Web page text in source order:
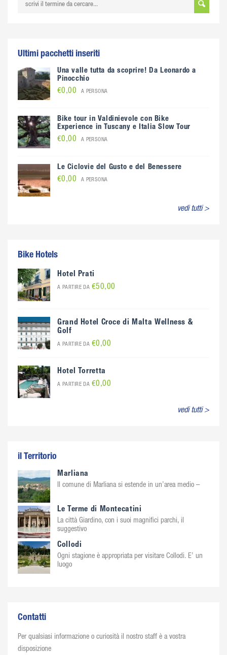
Ultimi pacchetti inseriti
Una valle tutta da scoprire! Da Leonardo a
Pinocchio
€0,00 A PERSONA
Bike tour in Valdinievole con Bike
Experience in Tuscany e Italia Slow Tour
€0,00 A PERSONA
Le Ciclovie del Gusto e del Benessere
€0,00 A PERSONA
vedi tutti >
Bike Hotels
Hotel Prati
A PARTIRE DA €50,00
Grand Hotel Croce di Malta Wellness &
Golf
A PARTIRE DA €0,00
Hotel Torretta
A PARTIRE DA €0,00
vedi tutti >
il Territorio
Marliana
Il comune di Marliana si estende in un’area medio –
Le Terme di Montecatini
La città Giardino, con i suoi magnifici parchi, il
suggestivo
Collodi
Ogni stagione è appropriata per visitare Collodi. E’ un
luogo
Contatti
Per qualsiasi informazione o curiosità il nostro staff è a vostra
disposizione